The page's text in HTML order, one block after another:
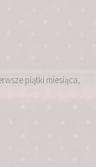
piątki miesiąca,